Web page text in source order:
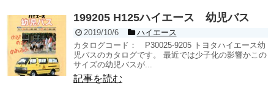
199205 H125ハイエース 幼児バス
2019/10/6
ハイエース
カタログコード： P30025-9205 トヨタハイエース幼
児バスのカタログです。 最近では少子化の影響かこの
サイズの幼児バスが...
記事を読む